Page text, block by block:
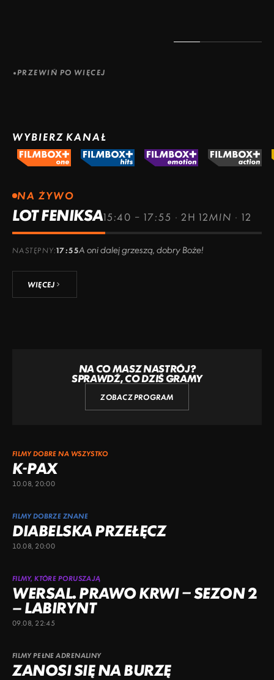
PRZEWIŃ PO WIĘCEJ
WYBIERZ KANAŁ
NA ŻYWO
LOT FENIKSA15:40 – 17:55 ·2H 12MIN · 12
NASTĘPNY:17:55A oni dalej grzeszą, dobry Boże!
WIĘCEJ
NA CO MASZ NASTRÓJ?
SPRAWDŹ, CO DZIŚ GRAMY
ZOBACZ PROGRAM
FILMY DOBRE NA WSZYSTKO
K-PAX
10.08, 20:00
FILMY DOBRZE ZNANE
DIABELSKA PRZEŁĘCZ
10.08, 20:00
FILMY, KTÓRE PORUSZAJĄ
WERSAL. PRAWO KRWI – SEZON 2
– LABIRYNT
09.08, 22:45
FILMY PEŁNE ADRENALINY
ZANOSI SIĘ NA BURZĘ